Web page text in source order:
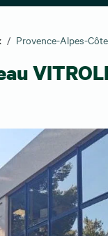
Provence-Alpes-